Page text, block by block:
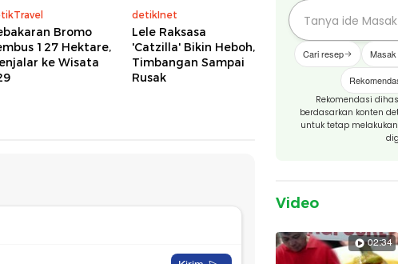
Bromo
127 Hektare,
ke Wisata
detikInet
Lele Raksasa
'Catzilla' Bikin Heboh,
Timbangan Sampai
Rusak
Cari resep
Rekomendasi
berdasarkan konten
untuk tetap
Video
02:34